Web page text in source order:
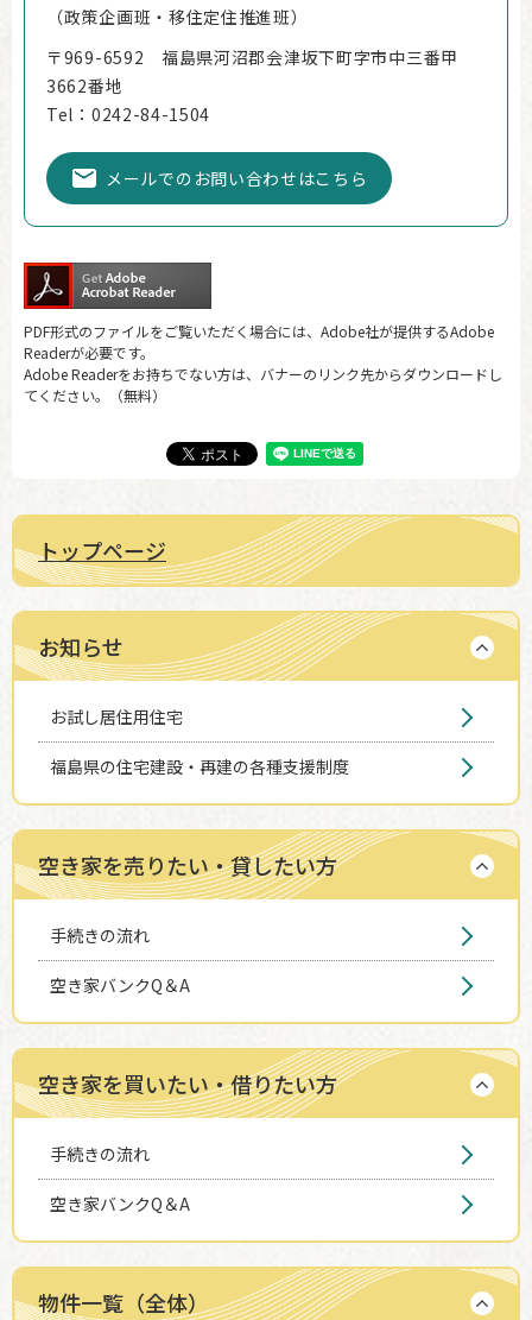
政策企画班・移住定住推進班
〒969-6592 福島県河沼郡会津坂下町字市中三番甲
3662番地
Tel：0242-84-1504
メールでのお問い合わせはこちら
PDF形式のファイルをご覧いただく場合には、Adobe社が提供するAdobe
Readerが必要です。
Adobe Readerをお持ちでない方は、バナーのリンク先からダウンロードし
てください。（無料）
トップページ
お知らせ
お試し居住用住宅
福島県の住宅建設・再建の各種支援制度
空き家を売りたい・貸したい方
手続きの流れ
空き家バンクQ＆A
空き家を買いたい・借りたい方
手続きの流れ
空き家バンクQ＆A
物件一覧（全体）